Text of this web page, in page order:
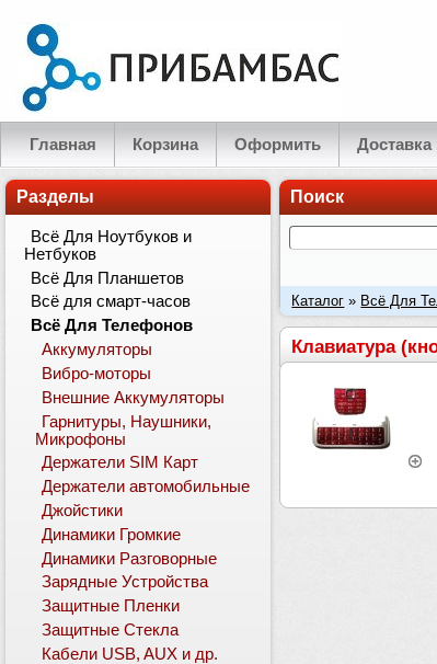
Главная Корзина Оформить Доставка
Поиск
Каталог » Всё Для
Клавиатура
Разделы
Всё Для Ноутбуков и
Нетбуков
Всё Для Планшетов
Всё для смарт-часов
Всё Для Телефонов
Аккумуляторы
Вибро-моторы
Внешние Аккумуляторы
Гарнитуры, Наушники,
Микрофоны
Держатели SIM Карт
Держатели автомобильные
Джойстики
Динамики Громкие
Динамики Разговорные
Зарядные Устройства
Защитные Пленки
Защитные Стекла
Кабели USB, AUX и др.